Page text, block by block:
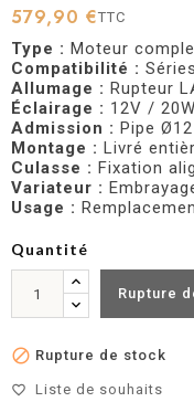
579,90 €TTC
Type : Moteur
Compatibilité :
Allumage : Rupteur
Éclairage : 12V / 20W
Admission : Pipe
Montage : Livré
Culasse : Fixation
Variateur :
Usage :
Quantité
Rupture
 Rupture de stock
favorite_border Liste de souhaits